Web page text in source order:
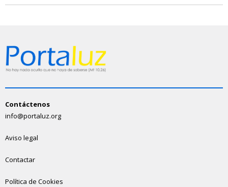
Contáctenos
info@portaluz.org
Aviso legal
Contactar
Política de Cookies